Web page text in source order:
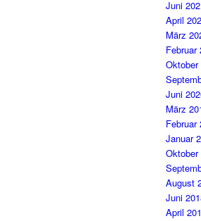
Juni
April
März
Februar
Oktober
Juni
März
Februar
Januar
Oktober
August
Juni
April